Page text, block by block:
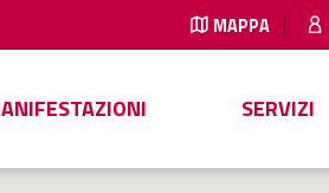
MAPPA
SERVIZI